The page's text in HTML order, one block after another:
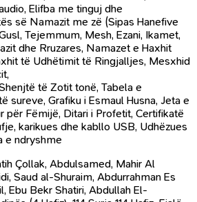
Elifba me tinguj dhe
së Namazit me zë (Sipas Hanefive
Tejemmum, Mesh, Ezani, Ikamet,
dhe Rruzares, Namazet e Haxhit
të Udhëtimit të Ringjalljes, Mesxhid
të Zotit tonë, Tabela e
sureve, Grafiku i Esmaul Husna, Jeta e
për Fëmijë, Ditari i Profetit, Certifikatë
karikues dhe kabllo USB, Udhëzues
e ndryshme
Çollak, Abdulsamed, Mahir Al
Saud al-Shuraim, Abdurrahman Es
Ebu Bekr Shatiri, Abdullah El-